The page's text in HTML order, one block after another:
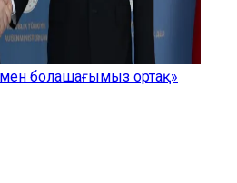
болашағымыз ортақ»